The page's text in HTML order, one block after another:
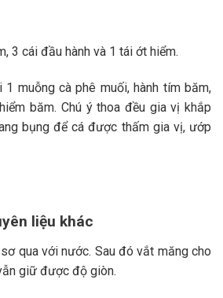
3 cái đầu hành và 1 tái ớt hiểm.
muỗng cà phê muối, hành tím băm,
băm. Chú ý thoa đều gia vị khắp
bụng để cá được thấm gia vị, ướp
liệu khác
qua với nước. Sau đó vắt măng cho
giữ được độ giòn.